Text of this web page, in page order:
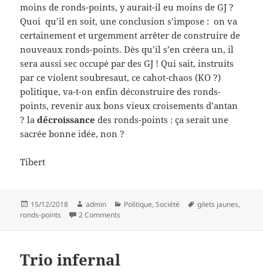
moins de ronds-points, y aurait-il eu moins de GJ ?
Quoi qu’il en soit, une conclusion s’impose : on va
certainement et urgemment arrêter de construire de
nouveaux ronds-points. Dès qu’il s’en créera un, il
sera aussi sec occupé par des GJ ! Qui sait, instruits
par ce violent soubresaut, ce cahot-chaos (KO ?)
politique, va-t-on enfin déconstruire des ronds-
points, revenir aux bons vieux croisements d’antan
? ladécroissance des ronds-points : ça serait une
sacrée bonne idée, non ?
Tibert
Posted
on
15/12/2018 Author
admin Categories
Politique,Société Tags
gilets jaunes,
ronds-points
2 Comments
Trio infernal